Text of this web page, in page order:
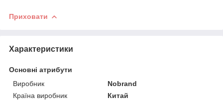
Приховати
Характеристики
Основні атрибути
Виробник
Nobrand
Країна виробник
Китай